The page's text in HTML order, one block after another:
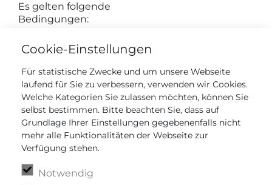
Cookie-Einstellungen
Für statistische Zwecke und um unsere Webseite
laufend für Sie zu verbessern, verwenden wir Cookies.
Welche Kategorien Sie zulassen möchten, können Sie
selbst bestimmen. Bitte beachten Sie, dass auf
Grundlage Ihrer Einstellungen gegebenenfalls nicht
mehr alle Funktionalitäten der Webseite zur
Verfügung stehen.
Notwendig
Es gelten folgende
Bedingungen:
Versandbedingungen
Die Lieferung erfolgt
innerhalb
Deutschlands und in
die nachstehenden
Länder: Österreich,
Frankreich,
Spanien, Italien,
Tschechien, Polen,
Griechenland,
England, Dänemark,